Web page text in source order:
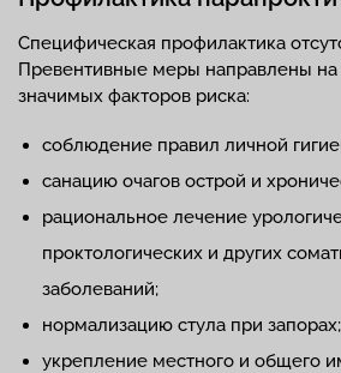
Специфическая профилактика
Превентивные меры направлены
значимых факторов риска:
соблюдение правил личной
санацию очагов острой и
рациональное лечение
проктологических и других
заболеваний;
нормализацию стула при запорах;
укрепление местного и общего